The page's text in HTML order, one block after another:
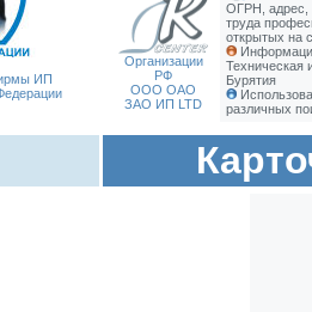
ИП
Организации
РФ
ООО ОАО
ЗАО ИП LTD
ОГРН, адрес,
труда
открытых на
Техническая
Бурятия
различных